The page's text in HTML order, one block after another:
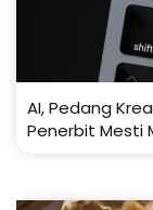
AI, Pedang
Penerbit Mesti